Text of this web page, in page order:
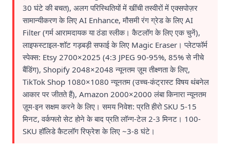
30 घंटे की बचत), अलग परिस्थितियों में खींची तस्वीरों में एक्सपोज़र
सामान्यीकरण के लिए AI Enhance, मौसमी रंग ग्रेड के लिए AI
Filter (गर्म आरामदायक या ठंडा स्लीक। कैटलॉग के लिए एक चुनें),
लाइफस्टाइल-शॉट गड़बड़ी सफाई के लिए Magic Eraser। प्लेटफॉर्म
स्पेक्स: Etsy 2700×2025 (4:3 JPEG 90-95%, 85% से नीचे
बैंडिंग), Shopify 2048×2048 न्यूनतम ज़ूम तीक्ष्णता के लिए,
TikTok Shop 1080×1080 न्यूनतम (उच्च-कंट्रास्ट विषय थंबनेल
आकार पर जीतते हैं), Amazon 2000×2000 लंबा किनारा न्यूनतम
ज़ूम-इन सक्षम करने के लिए। समय निवेश: प्रति हीरो SKU 5-15
मिनट, वर्कफ्लो सेट होने के बाद प्रति लॉन्ग-टेल 2-3 मिनट। 100-
SKU हॉलिडे कैटलॉग रिफ्रेश के लिए ~3-8 घंटे।